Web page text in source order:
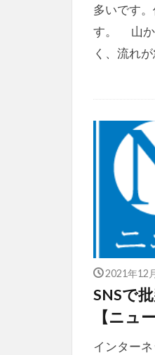
多いです
す。 山か
く、流れ
2021年12
SNSで
【ニュ
インター